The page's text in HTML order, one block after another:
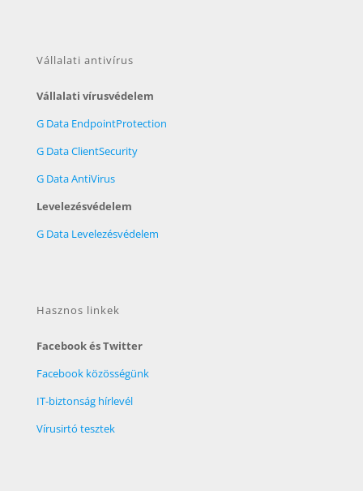
Vállalati antivírus
Vállalati vírusvédelem
G Data EndpointProtection
G Data ClientSecurity
G Data AntiVirus
Levelezésvédelem
G Data Levelezésvédelem
Hasznos linkek
Facebook és Twitter
Facebook közösségünk
IT-biztonság hírlevél
Vírusirtó tesztek